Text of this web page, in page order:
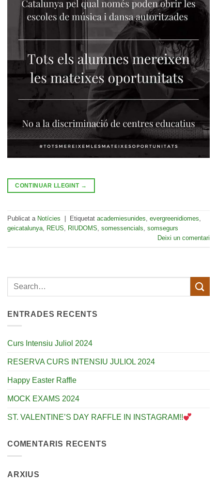
CONTINUAR LLEGINT →
Publicat a Notícies Etiquetat academiesunides evergreenidiomes
geicatalunya
REUS RIUDOMS somessencials somsegurs
Deixi un comentari
ENTRADES RECENTS
Curs Intensiu Juliol 2024
RESERVA CURS INTENSIU JULIOL 2024
Happy Easter Raffle
MOCK EXAMS 2024
ST. VALENTINE’S DAY RAFFLE IN INSTAGRAM!!
COMENTARIS RECENTS
ARXIUS